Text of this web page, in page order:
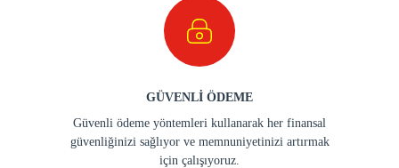
GÜVENLİ ÖDEME
Güvenli ödeme yöntemleri kullanarak her finansal
güvenliğinizi sağlıyor ve memnuniyetinizi artırmak
için çalışıyoruz.